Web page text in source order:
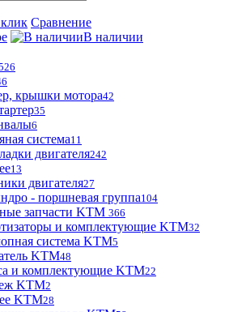
Сравнение
В наличии
крышки мотора42
35
6
система11
двигателя242
13
двигателя27
- поршневая группа104
запчасти KTM 366
и комплектующие KTM32
система KTM5
KTM48
и комплектующие KTM22
KTM2
KTM28